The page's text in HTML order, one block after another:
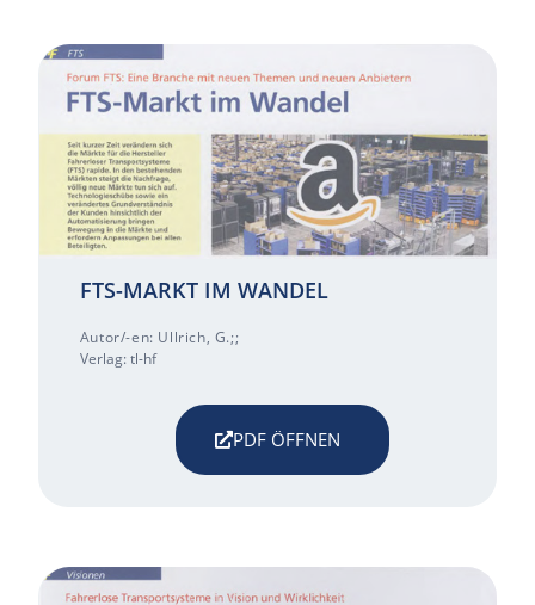
FTS-MARKT IM WANDEL
Autor/-en: Ullrich, G.;;
Verlag: tl-hf
PDF ÖFFNEN